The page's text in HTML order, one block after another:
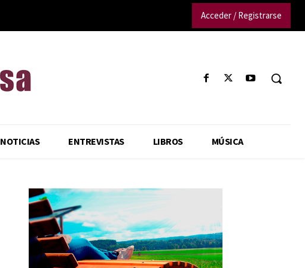
Acceder / Registrarse
NOTICIAS ENTREVISTAS LIBROS MÚSICA